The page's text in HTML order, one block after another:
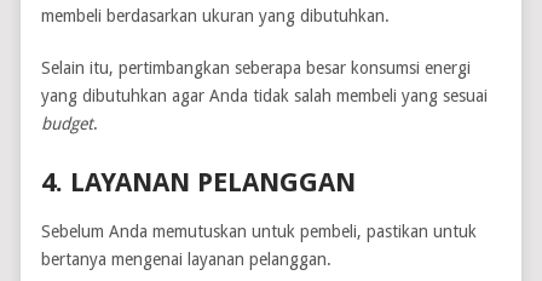
membeli berdasarkan ukuran yang dibutuhkan.
Selain itu, pertimbangkan seberapa besar konsumsi energi
yang dibutuhkan agar Anda tidak salah membeli yang sesuai
budget.
4. LAYANAN PELANGGAN
Sebelum Anda memutuskan untuk pembeli, pastikan untuk
bertanya mengenai layanan pelanggan.